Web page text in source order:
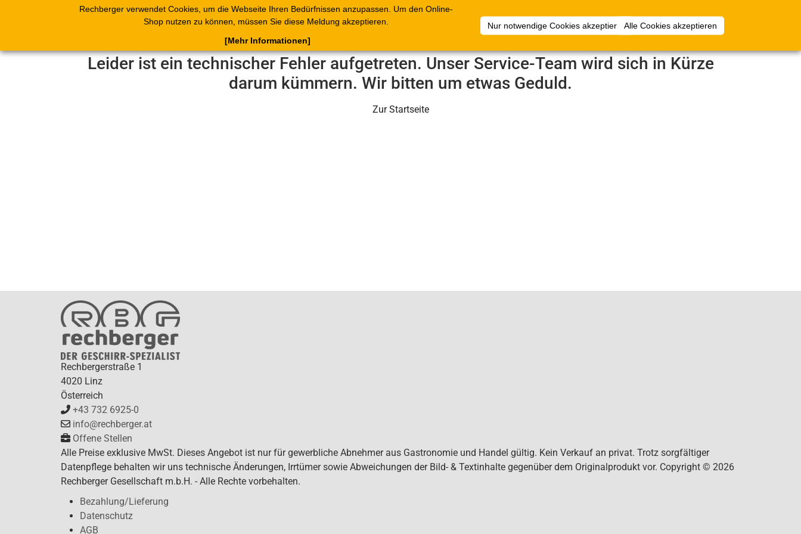
Rechberger verwendet Cookies, um die Webseite Ihren Bedürfnissen anzupassen. Um den Online-
Shop nutzen zu können, müssen Sie diese Meldung akzeptieren.
Nur notwendige Cookies akzeptierenAlle Cookies akzeptieren
[Mehr Informationen]
Shop Blätterkataloge Warenkorb Belege Artikelsammlungen Anmelden
Leider ist ein technischer Fehler aufgetreten. Unser Service-Team wird sich in Kürze
darum kümmern. Wir bitten um etwas Geduld.
Zur Startseite
Rechbergerstraße 1
4020 Linz
Österreich
+43 732 6925-0
info@rechberger.at
Offene Stellen
Alle Preise exklusive MwSt. Dieses Angebot ist nur für gewerbliche Abnehmer aus Gastronomie und Handel gültig. Kein Verkauf an privat. Trotz sorgfältiger
Datenpflege behalten wir uns technische Änderungen, Irrtümer sowie Abweichungen der Bild- & Textinhalte gegenüber dem Originalprodukt vor. Copyright © 2026
Rechberger Gesellschaft m.b.H. - Alle Rechte vorbehalten.
Bezahlung/Lieferung
Datenschutz
AGB